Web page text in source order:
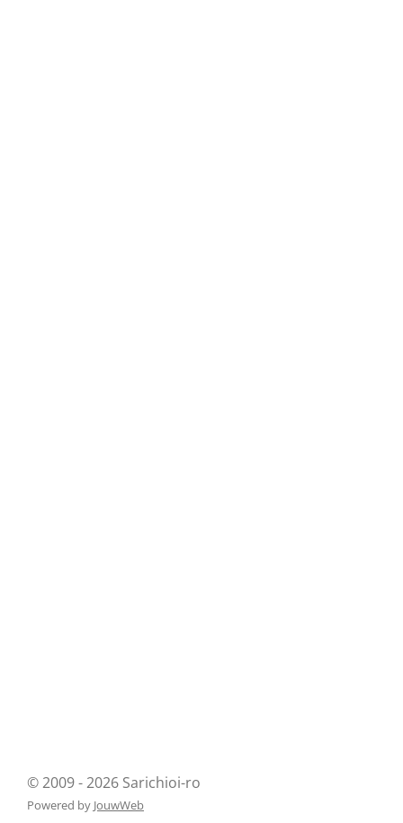
© 2009 - 2026 Sarichioi-ro
Powered by JouwWeb